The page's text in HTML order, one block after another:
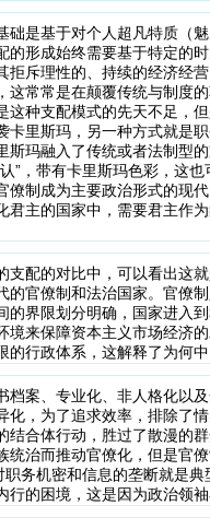
是基于对个人超凡特质（
形成始终需要基于特定的
斥理性的、持续的经济经
这常常是在颠覆传统与制度
种支配模式的先天不足，
里斯玛，另一种方式就是
玛融入了传统或者法制型
”，带有卡里斯玛色彩，这
制成为主要政治形式的现
主的国家中，需要君主作
配的对比中，可以看出这
官僚制和法治国家。官僚
界限划分明确，国家进入
来保障资本主义市场经济
行政体系，这解释了为何中
案、专业化、非人格化以
，为了追求效率，排除了
合体行动，胜过了散漫的
治而推动官僚化，但是官
务机密和信息的垄断就是
的困境，这是因为政治领